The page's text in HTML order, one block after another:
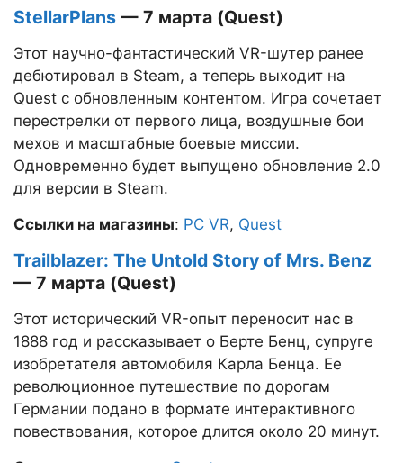
StellarPlans — 7 марта (Quest)
Этот научно-фантастический VR-шутер ранее
дебютировал в Steam, а теперь выходит на
Quest с обновленным контентом. Игра сочетает
перестрелки от первого лица, воздушные бои
мехов и масштабные боевые миссии.
Одновременно будет выпущено обновление 2.0
для версии в Steam.
Ссылки на магазины: PC VR, Quest
Trailblazer: The Untold Story of Mrs. Benz
— 7 марта (Quest)
Этот исторический VR-опыт переносит нас в
1888 год и рассказывает о Берте Бенц, супруге
изобретателя автомобиля Карла Бенца. Ее
революционное путешествие по дорогам
Германии подано в формате интерактивного
повествования, которое длится около 20 минут.